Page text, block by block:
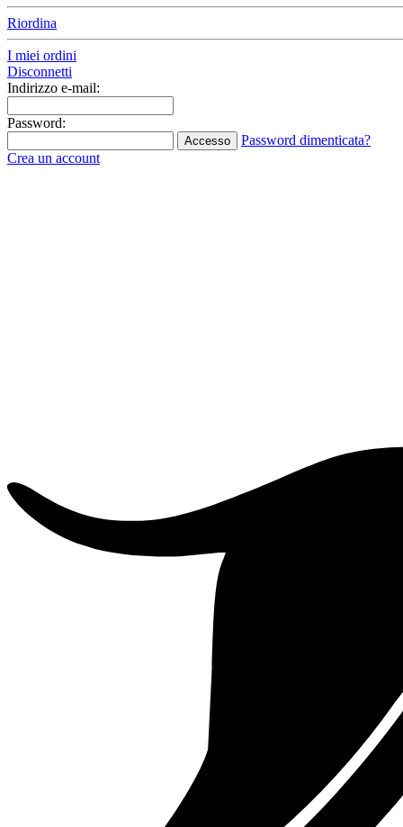
Riordina
I miei ordini
Disconnetti
Indirizzo e-mail:
Password:
Accesso
Password dimenticata?
Crea un account